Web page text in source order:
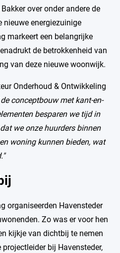
over onder andere de
nieuwe energiezuinige
markeert een belangrijke
de betrokkenheid van
van deze nieuwe woonwijk.
Onderhoud & Ontwikkeling
conceptbouw met kant-en-
besparen we tijd in
we onze huurders binnen
woning kunnen bieden, wat
organiseerden Havensteder
Zo was er voor hen
kijkje van dichtbij te nemen
bij Havensteder,